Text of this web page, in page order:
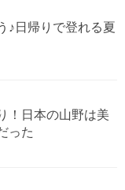
♪日帰りで登れる夏
！日本の山野は美
った